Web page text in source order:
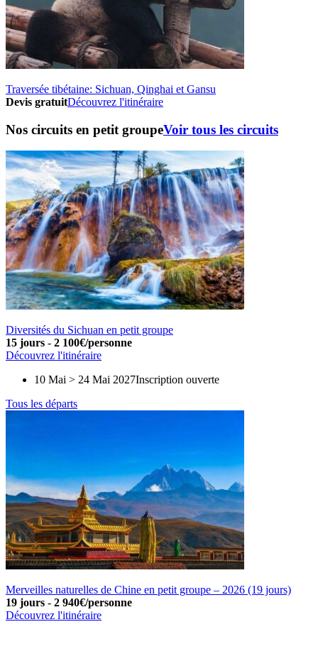
Traversée tibétaine: Sichuan, Qinghai et Gansu
Devis gratuitDécouvrez l'itinéraire
Nos circuits en petit groupeVoir tous les circuits
Diversités du Sichuan en petit groupe
15 jours - 2 100€/personne
Découvrez l'itinéraire
10 Mai > 24 Mai 2027Inscription ouverte
Tous les départs
Merveilles naturelles de Chine en petit groupe – 2026 (19 jours)
19 jours - 2 940€/personne
Découvrez l'itinéraire